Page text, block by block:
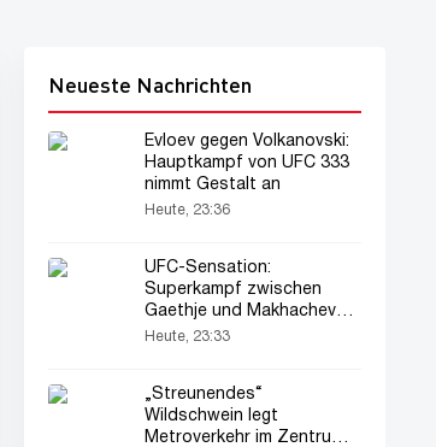
Neueste Nachrichten
Evloev gegen Volkanovski:
Hauptkampf von UFC 333
nimmt Gestalt an
Heute, 23:36
UFC-Sensation:
Superkampf zwischen
Gaethje und Makhachev
könnte stattfinden
Heute, 23:33
„Streunendes“
Wildschwein legt
Metroverkehr im Zentrum